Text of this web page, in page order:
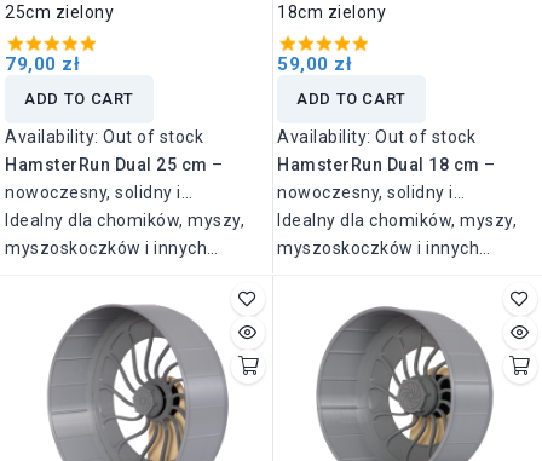
25cm zielony
79,00 zł
ADD TO CART
Availability:Out of stock
HamsterRun Dual 25 cm –
nowoczesny, solidny i
wyjątkowo cichy kołowrotek
zaprojektowany z myślą o
Idealny dla chomików, myszy,
myszoskoczków i innych
18cm zielony
59,00 zł
ADD TO CART
Availability: Out of stock
HamsterRun Dual 18 cm –
nowoczesny, solidny i
wyjątkowo cichy kołowrotek
zaprojektowany z myślą o
Idealny dla chomików, myszy,
myszoskoczków i innych